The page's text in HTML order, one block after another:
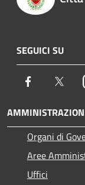
SEGUICI SU
Facebook
Organi di
Aree
Uffici